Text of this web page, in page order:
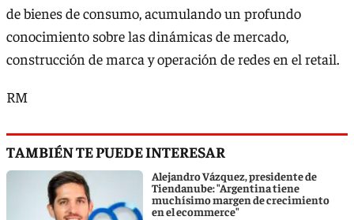
de bienes de consumo, acumulando un profundo
conocimiento sobre las dinámicas de mercado,
construcción de marca y operación de redes en el retail.
RM
TAMBIÉN TE PUEDE INTERESAR
Alejandro Vázquez, presidente de
Tiendanube: "Argentina tiene
muchísimo margen de crecimiento
en el ecommerce"